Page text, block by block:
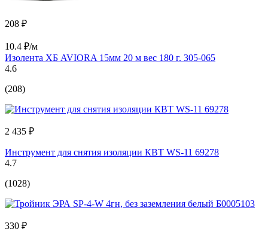
208 ₽
10.4 ₽/м
Изолента ХБ AVIORA 15мм 20 м вес 180 г. 305-065
4.6
(208)
2 435 ₽
Инструмент для снятия изоляции КВТ WS-11 69278
4.7
(1028)
330 ₽